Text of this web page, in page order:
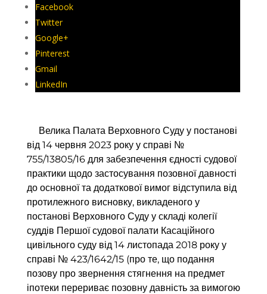
Facebook
Twitter
Google+
Pinterest
Gmail
LinkedIn
Велика Палата Верховного Суду у постанові
від 14 червня 2023 року у справі №
755/13805/16 для забезпечення єдності судової
практики щодо застосування позовної давності
до основної та додаткової вимог відступила від
протилежного висновку, викладеного у
постанові Верховного Суду у складі колегії
суддів Першої судової палати Касаційного
цивільного суду від 14 листопада 2018 року у
справі № 423/1642/15 (про те, що подання
позову про звернення стягнення на предмет
іпотеки перериває позовну давність за вимогою